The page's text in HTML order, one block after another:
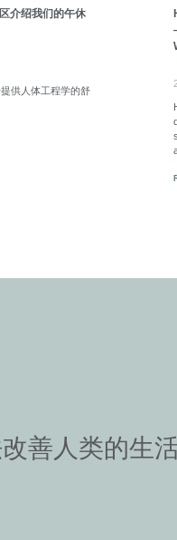
介绍我们的午休
供人体工程学的舒
善人类的生
。”